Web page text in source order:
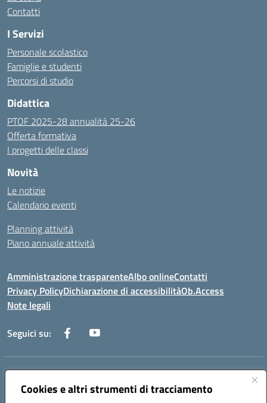
Cookies e altri strumenti di tracciamento
Contatti
I Servizi
Personale scolastico
Famiglie e studenti
Percorsi di studio
Didattica
PTOF 2025-28 annualità 25-26
Offerta formativa
I progetti delle classi
Novità
Le notizie
Calendario eventi
Planning attività
Piano annuale attività
Amministrazione trasparenteAlbo onlineContatti
Privacy PolicyDichiarazione di accessibilitàOb.Access
Note legali
Seguici su:
Indirizzo:
Centralino:0733/815931 - 0733/784180